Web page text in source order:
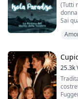
(Tutti
Sai
È
e
Ho
Vuoi
Isola...
25.3k